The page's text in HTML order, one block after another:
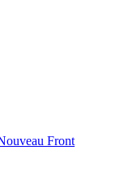
Front